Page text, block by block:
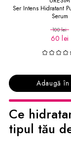
Ser Intens Hidratant
Serum
100 lei
60 lei
Adaugă în
Ce
tipul tău